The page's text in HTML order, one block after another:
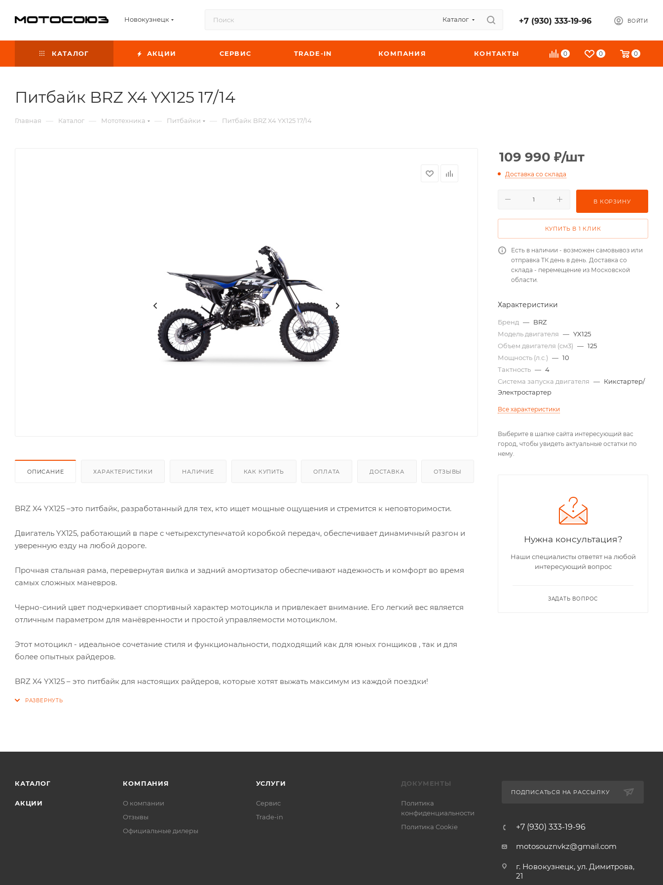
Новокузнецк Каталог +7 (930) 333-19-96 ВОЙТИ
0 0 0
КАТАЛОГ АКЦИИ СЕРВИС TRADE-IN КОМПАНИЯ КОНТАКТЫ
Питбайк BRZ X4 YX125 17/14
Главная — Каталог — Мототехника — Питбайки — Питбайк BRZ X4 YX125 17/14
ОПИСАНИЕ ХАРАКТЕРИСТИКИ НАЛИЧИЕ КАК КУПИТЬ ОПЛАТА ДОСТАВКА ОТЗЫВЫ
BRZ X4 YX125 –это питбайк, разработанный для тех, кто ищет мощные ощущения и стремится к неповторимости.
Двигатель YX125, работающий в паре с четырехступенчатой коробкой передач, обеспечивает динамичный разгон и
уверенную езду на любой дороге.
Прочная стальная рама, перевернутая вилка и задний амортизатор обеспечивают надежность и комфорт во время
самых сложных маневров.
Черно-синий цвет подчеркивает спортивный характер мотоцикла и привлекает внимание. Его легкий вес является
отличным параметром для манёвренности и простой управляемости мотоциклом.
Этот мотоцикл - идеальное сочетание стиля и функциональности, подходящий как для юных гонщиков , так и для
более опытных райдеров.
BRZ X4 YX125 – это питбайк для настоящих райдеров, которые хотят выжать максимум из каждой поездки!
109 990 ₽/шт
Доставка со склада
В КОРЗИНУ
КУПИТЬ В 1 КЛИК
Есть в наличии - возможен самовывоз или
отправка ТК день в день. Доставка со
склада - перемещение из Московской
области.
Характеристики
Бренд — BRZ
Модель двигателя — YX125
Объем двигателя (см3) — 125
Мощность (л.с.) — 10
Тактность — 4
Система запуска двигателя — Кикстартер/
Электростартер
Все характеристики
Выберите в шапке сайта интересующий вас
город, чтобы увидеть актуальные остатки по
нему.
Нужна консультация?
Наши специалисты ответят на любой
интересующий вопрос
ЗАДАТЬ ВОПРОС
КАТАЛОГ
АКЦИИ
КОМПАНИЯ
О компании
Отзывы
Официальные дилеры
УСЛУГИ
Сервис
Trade-in
ДОКУМЕНТЫ
Политика
конфиденциальности
Политика Cookie
ПОДПИСАТЬСЯ НА РАССЫЛКУ
+7 (930) 333-19-96
motosouznvkz@gmail.com
г. Новокузнецк, ул. Димитрова,
21